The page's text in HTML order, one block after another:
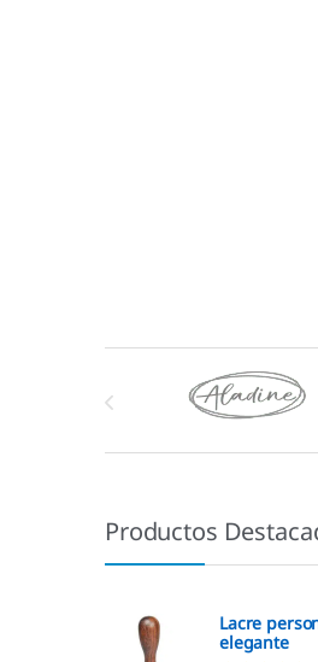
Marcas De Carrusel
Productos
Lacre
elegante